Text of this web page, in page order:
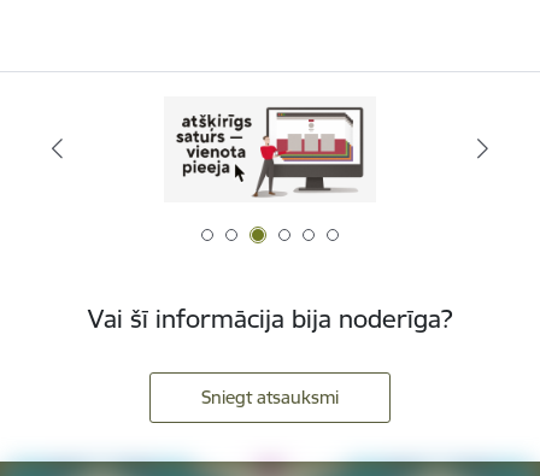
Vai šī informācija bija noderīga?
Sniegt atsauksmi